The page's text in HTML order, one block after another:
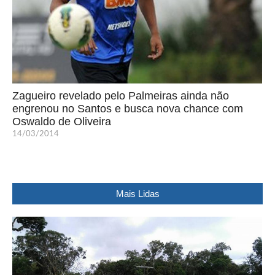
Zagueiro revelado pelo Palmeiras ainda não
engrenou no Santos e busca nova chance com
Oswaldo de Oliveira
14/03/2014
Mais Lidas